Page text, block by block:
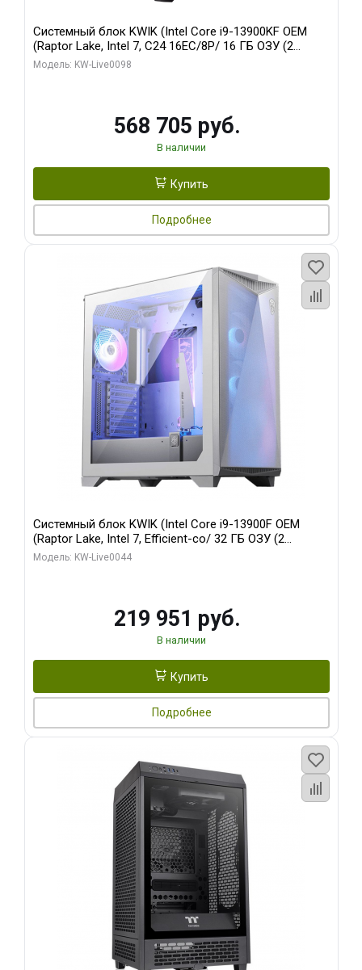
Системный блок KWIK (Intel Core i9-13900KF OEM
(Raptor Lake, Intel 7, C24 16EC/8P/ 16 ГБ ОЗУ (2
модуля)/ Afox RTX4090 24GB GDDR6X 384-Bit 3xDP
Модель: KW-Live0098
568 705 руб.
В наличии
Купить
Подробнее
Системный блок KWIK (Intel Core i9-13900F OEM
(Raptor Lake, Intel 7, Efficient-co/ 32 ГБ ОЗУ (2
модуля)/ Gigabyte RTX5070Ti AERO OC 16GB GDDR7
Модель: KW-Live0044
219 951 руб.
В наличии
Купить
Подробнее